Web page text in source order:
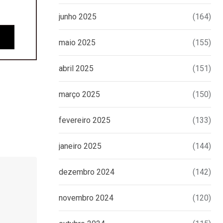
junho 2025 (164)
maio 2025 (155)
abril 2025 (151)
março 2025 (150)
fevereiro 2025 (133)
janeiro 2025 (144)
dezembro 2024 (142)
novembro 2024 (120)